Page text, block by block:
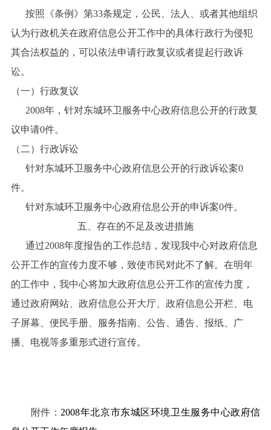
按照《条例》第33条规定，公民、法人、或者其他组织
认为行政机关在政府信息公开工作中的具体行政行为侵犯
其合法权益的，可以依法申请行政复议或者提起行政诉
讼。
（一）行政复议
2008年，针对东城环卫服务中心政府信息公开的行政复
议申请0件。
（二）行政诉讼
针对东城环卫服务中心政府信息公开的行政诉讼案0
件。
针对东城环卫服务中心政府信息公开的申诉案0件。
五、存在的不足及改进措施
通过2008年度报告的工作总结，发现我中心对政府信息
公开工作的宣传力度不够，致使市民对此不了解。在明年
的工作中，我中心将加大政府信息公开工作的宣传力度，
通过政府网站、政府信息公开大厅、政府信息公开栏、电
子屏幕、便民手册、服务指南、公告、通告、报纸、广
播、电视等多重形式进行宣传。
附件： 2008年北京市东城区环境卫生服务中心政府信